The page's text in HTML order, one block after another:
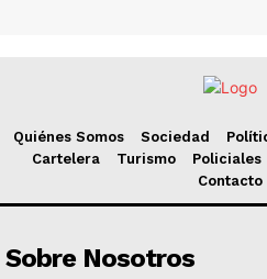
Quiénes Somos Sociedad
Cartelera
Turismo Policiales
Contacto
Sobre Nosotros